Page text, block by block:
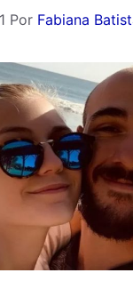
Por Fabiana